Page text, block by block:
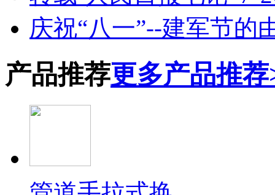
庆祝“八一”--建军节的
产品推荐更多产品推荐